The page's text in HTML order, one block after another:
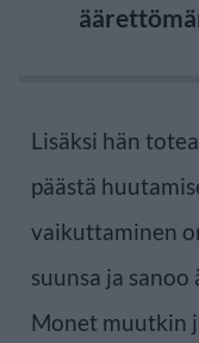
Lisäksi hän
päästä
vaikuttaminen
suunsa ja
Monet muutkin